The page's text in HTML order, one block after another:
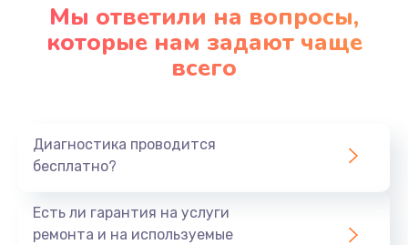
Мы ответили на вопросы,
которые нам задают чаще
всего
Диагностика проводится
бесплатно?
Есть ли гарантия на услуги
ремонта и на используемые